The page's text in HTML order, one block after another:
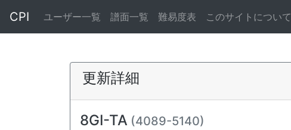
CPI ユーザー一覧 譜面一覧 難易度表 このサイトについて
更新詳細
8GI-TA (4089-5140)